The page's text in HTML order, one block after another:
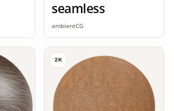
seamless
ambientCG
2K